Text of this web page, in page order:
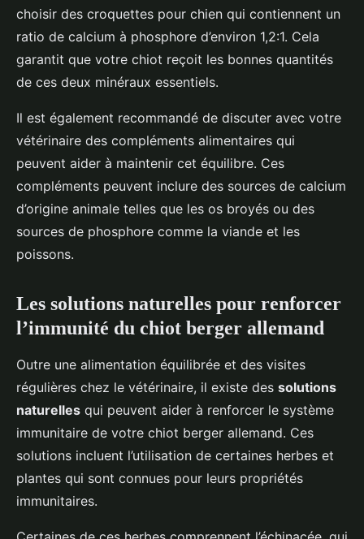
choisir des croquettes pour chien qui contiennent un
ratio de calcium à phosphore d’environ 1,2:1. Cela
garantit que votre chiot reçoit les bonnes quantités
de ces deux minéraux essentiels.
Il est également recommandé de discuter avec votre
vétérinaire des compléments alimentaires qui
peuvent aider à maintenir cet équilibre. Ces
compléments peuvent inclure des sources de calcium
d’origine animale telles que les os broyés ou des
sources de phosphore comme la viande et les
poissons.
Les solutions naturelles pour renforcer
l’immunité du chiot berger allemand
Outre une alimentation équilibrée et des visites
régulières chez le vétérinaire, il existe des solutions
naturelles qui peuvent aider à renforcer le système
immunitaire de votre chiot berger allemand. Ces
solutions incluent l’utilisation de certaines herbes et
plantes qui sont connues pour leurs propriétés
immunitaires.